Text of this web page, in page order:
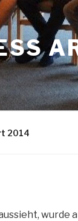
2014
wurde